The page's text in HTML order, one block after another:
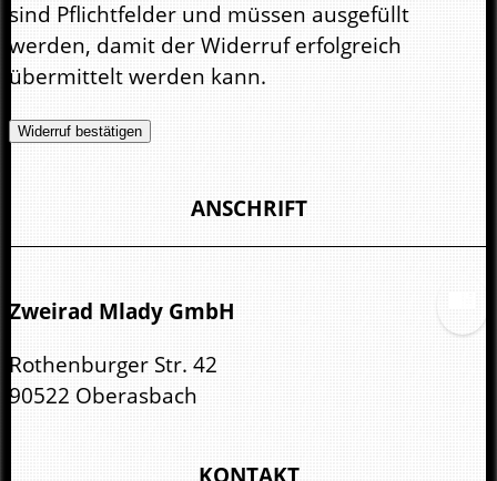
sind Pflichtfelder und müssen ausgefüllt
werden, damit der Widerruf erfolgreich
übermittelt werden kann.
Widerruf bestätigen
ANSCHRIFT
Zweirad Mlady GmbH
Rothenburger Str. 42
90522 Oberasbach